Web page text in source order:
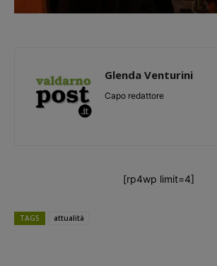
Glenda Venturini
Capo redattore
[rp4wp limit=4]
TAGS attualità